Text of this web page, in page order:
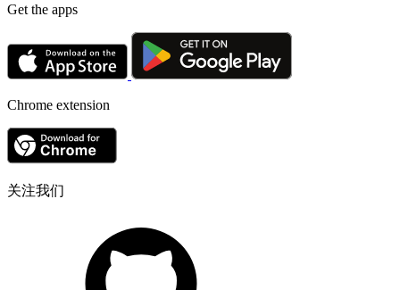
Get the apps
Chrome extension
关注我们